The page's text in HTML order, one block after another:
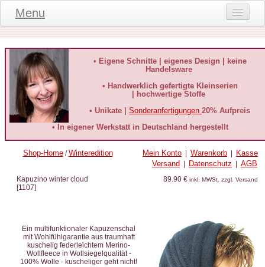
Menu
Produktinformationen
Kundeninformationen
häufige Fragen
Kontakt
Datenschutz
• Eigene Schnitte | eigenes Design | keine
Handelsware
• Handwerklich gefertigte Kleinserien
| hochwertige Stoffe
• Unikate | Sonderanfertigungen 20% Aufpreis
• In eigener Werkstatt in Deutschland hergestellt
Shop-Home/Winteredition Mein Konto Warenkorb
Kasse
Versand
Datenschutz AGB
Kapuzino winter cloud
[1107]
89.90 € inkl. MWSt. zzgl. Versand
Ein multifunktionaler Kapuzenschal
mit Wohlfühlgarantie aus traumhaft
kuschelig federleichtem Merino-
Wollfleece in Wollsiegelqualität -
100% Wolle - kuscheliger geht nicht!